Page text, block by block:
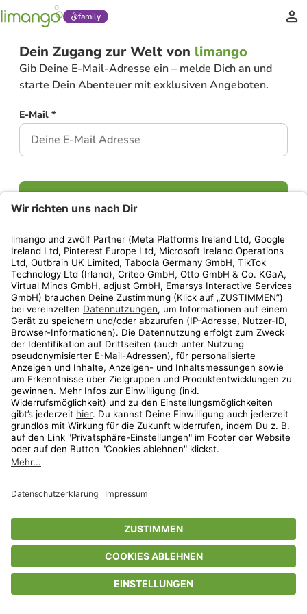
family
Dein Zugang zur Welt von limango
Gib Deine E-Mail-Adresse ein – melde Dich an und
starte Dein Abenteuer mit exklusiven Angeboten.
E-Mail *
Weiter
Privatsphäre-EinstellungenAGBDatenschutzCompliance
GeschenkgutscheinbedingungenImpressumHelp Center